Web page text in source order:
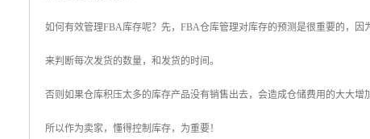
如何有效管理FBA库存呢？先，FBA仓库管理对库存的预测是很重要的，
来判断每次发货的数量，和发货的时间。
否则如果仓库积压太多的库存产品没有销售出去，会造成仓储费用的大大
所以作为卖家，懂得控制库存，为重要！